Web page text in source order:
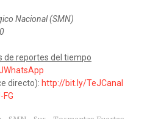
Nacional (SMN)
de reportes del tiempo
directo): http://bit.ly/TeJCanal